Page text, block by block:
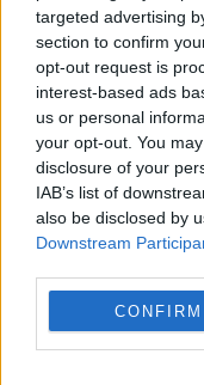
targeted advertising
section to confirm
opt-out request is
interest-based ads
us or personal
your opt-out. You
disclosure of your
IAB’s list of
also be disclosed by
Downstream
CONFIRM
milion de